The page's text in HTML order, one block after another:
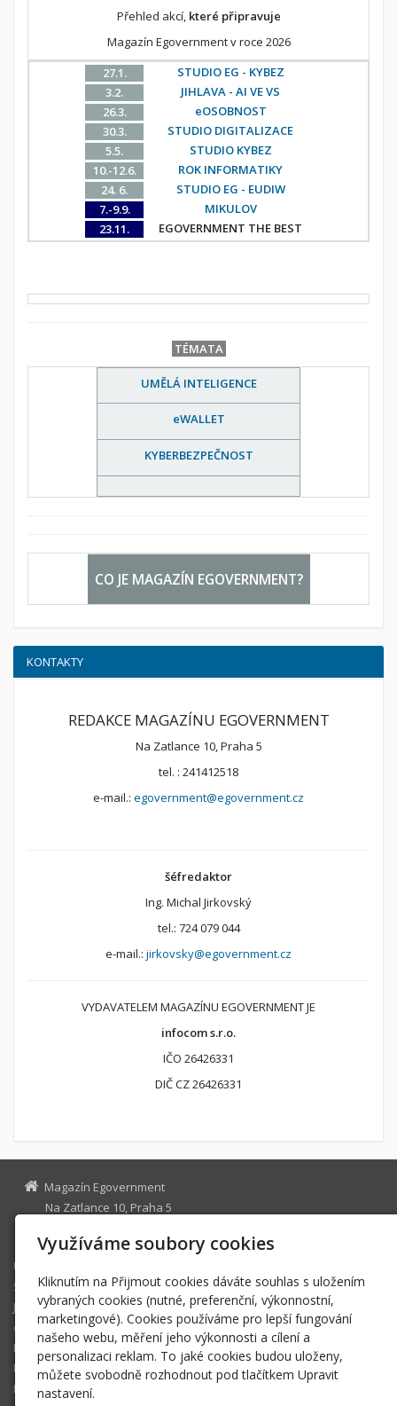
Přehled akcí, které připravuje
Magazín Egovernment v roce 2026
27.1.
STUDIO EG - KYBEZ
3.2.
JIHLAVA - AI VE VS
26.3.
eOSOBNOST
30.3.
STUDIO DIGITALIZACE
5.5.
STUDIO KYBEZ
10.-12.6.
ROK INFORMATIKY
24. 6.
STUDIO EG - EUDIW
7.-9.9.
MIKULOV
23.11.
EGOVERNMENT THE BEST
TÉMATA
UMĚLÁ INTELIGENCE
eWALLET
KYBERBEZPEČNOST
CO JE MAGAZÍN EGOVERNMENT?
KONTAKTY
REDAKCE MAGAZÍNU EGOVERNMENT
Na Zatlance 10, Praha 5
tel. : 241412518
e-mail.: egovernment@egovernment.cz
šéfredaktor
Ing. Michal Jirkovský
tel.: 724 079 044
e-mail.: jirkovsky@egovernment.cz
VYDAVATELEM MAGAZÍNU EGOVERNMENT JE
infocom s.r.o.
IČO 26426331
DIČ CZ 26426331
Magazín Egovernment
Na Zatlance 10, Praha 5
egovernment@egovernment.cz
Úvodní stránka
STUDIO
JIHLAVA
eOSOBNOST
ROK INFORMATIKY
MIKULOV
EGOVERNMENT THE BEST
Využíváme soubory cookies
Kliknutím na Přijmout cookies dáváte souhlas s uložením
vybraných cookies (nutné, preferenční, výkonnostní,
marketingové). Cookies používáme pro lepší fungování
našeho webu, měření jeho výkonnosti a cílení a
personalizaci reklam. To jaké cookies budou uloženy,
můžete svobodně rozhodnout pod tlačítkem Upravit
nastavení.